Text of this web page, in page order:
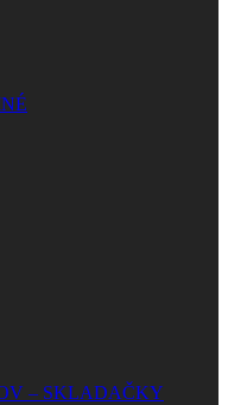
– SKLADAČKY